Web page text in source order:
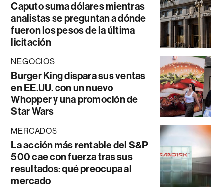
Caputo suma dólares mientras
analistas se preguntan a dónde
fueron los pesos de la última
licitación
NEGOCIOS
Burger King dispara sus ventas
en EE.UU. con un nuevo
Whopper y una promoción de
Star Wars
MERCADOS
La acción más rentable del S&P
500 cae con fuerza tras sus
resultados: qué preocupa al
mercado